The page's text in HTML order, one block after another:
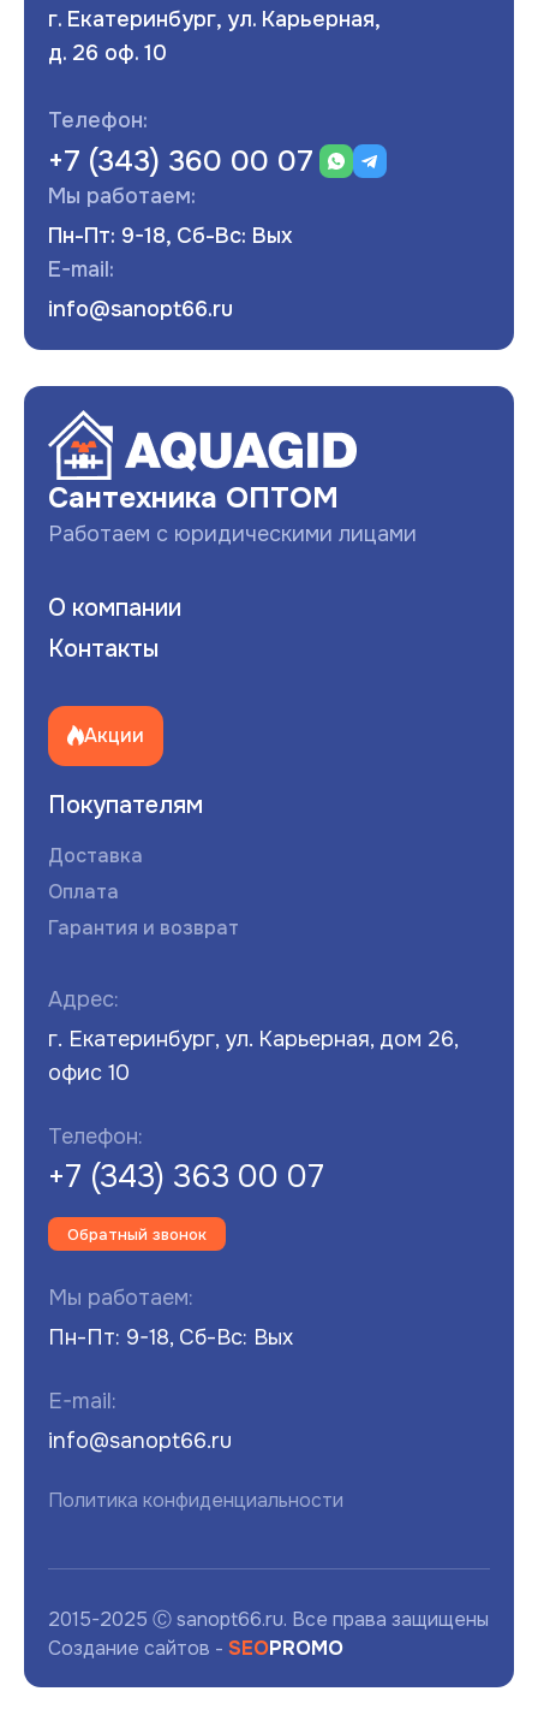
г. Екатеринбург, ул. Карьерная,
д. 26 оф. 10
Телефон:
+7 (343) 360 00 07
Мы работаем:
Пн-Пт: 9-18, Сб-Вс: Вых
E-mail:
info@sanopt66.ru
Сантехника ОПТОМ
Работаем с юридическими лицами
О компании
Контакты
Акции
Покупателям
Доставка
Оплата
Гарантия и возврат
Адрес:
г. Екатеринбург, ул. Карьерная, дом 26,
офис 10
Телефон:
+7 (343) 363 00 07
Обратный звонок
Мы работаем:
Пн-Пт: 9-18, Сб-Вс: Вых
E-mail:
info@sanopt66.ru
Политика конфиденциальности
2015-2025 Ⓒ sanopt66.ru. Все права защищены
Создание сайтов - SEOPROMO